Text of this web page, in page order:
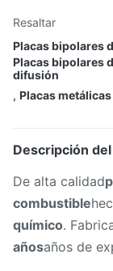
Resaltar
Placas bipolares
Placas bipolares
difusión
, Placas
Descripción
De alta calidad
combustible
químico.
añosaños de